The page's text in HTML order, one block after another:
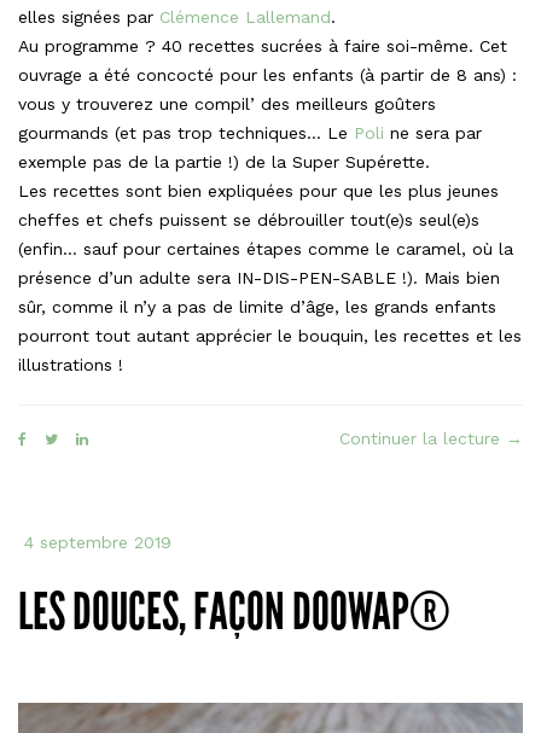
elles signées par Clémence Lallemand.
Au programme ? 40 recettes sucrées à faire soi-même. Cet
ouvrage a été concocté pour les enfants (à partir de 8 ans) :
vous y trouverez une compil’ des meilleurs goûters
gourmands (et pas trop techniques… Le Poli ne sera par
exemple pas de la partie !) de la Super Supérette.
Les recettes sont bien expliquées pour que les plus jeunes
cheffes et chefs puissent se débrouiller tout(e)s seul(e)s
(enfin… sauf pour certaines étapes comme le caramel, où la
présence d’un adulte sera IN-DIS-PEN-SABLE !). Mais bien
sûr, comme il n’y a pas de limite d’âge, les grands enfants
pourront tout autant apprécier le bouquin, les recettes et les
illustrations !
Continuer la lecture «
→
4 septembre 2019
LES DOUCES, FAÇON DOOWAP®